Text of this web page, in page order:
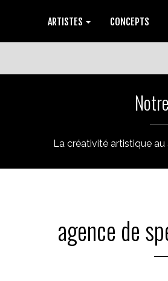
ARTISTES CONCEPTS
La créativité artistique
agence de